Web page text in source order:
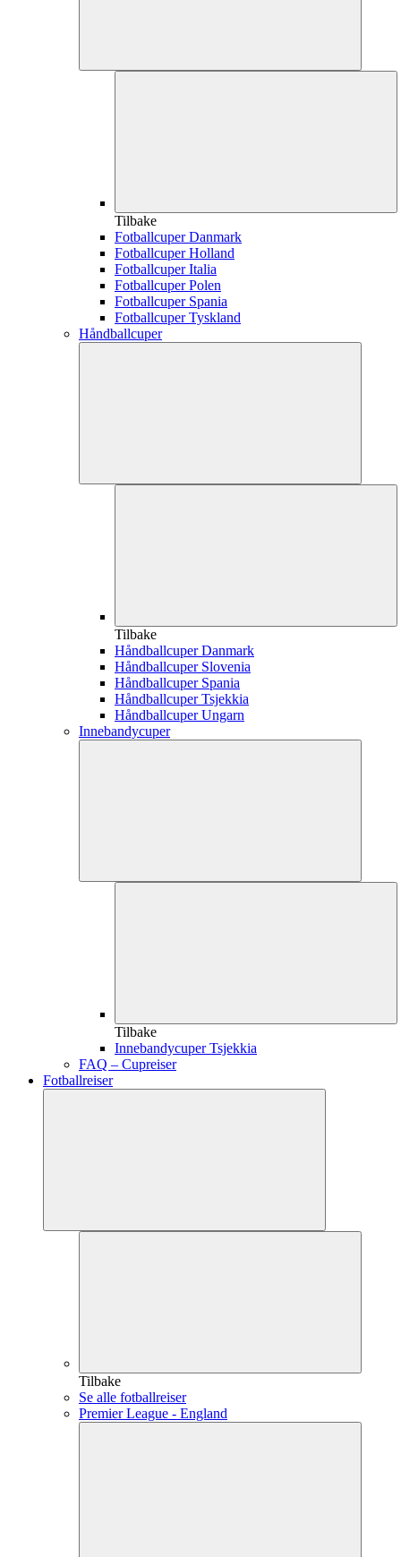
Tilbake
Fotballcuper Danmark
Fotballcuper Holland
Fotballcuper Italia
Fotballcuper Polen
Fotballcuper Spania
Fotballcuper Tyskland
Håndballcuper
Tilbake
Håndballcuper Danmark
Håndballcuper Slovenia
Håndballcuper Spania
Håndballcuper Tsjekkia
Håndballcuper Ungarn
Innebandycuper
Tilbake
Innebandycuper Tsjekkia
FAQ – Cupreiser
Fotballreiser
Tilbake
Se alle fotballreiser
Premier League - England